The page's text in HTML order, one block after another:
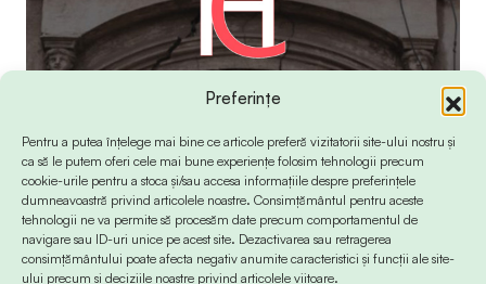
Preferințe
Pentru a putea înțelege mai bine ce articole preferă vizitatorii site-ului nostru și
ca să le putem oferi cele mai bune experiențe folosim tehnologii precum
cookie-urile pentru a stoca și/sau accesa informațiile despre preferințele
dumneavoastră privind articolele noastre. Consimțământul pentru aceste
tehnologii ne va permite să procesăm date precum comportamentul de
navigare sau ID-uri unice pe acest site. Dezactivarea sau retragerea
consimțământului poate afecta negativ anumite caracteristici și funcții ale site-
ului precum și deciziile noastre privind articolele viitoare.